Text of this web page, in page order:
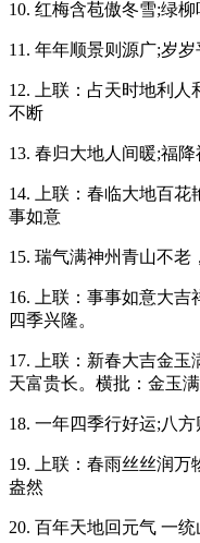
10. 红梅含苞傲冬雪;绿
11. 年年顺景则源广;岁
12. 上联：占天时地利
不断
13. 春归大地人间暖;福
14. 上联：春临大地百
事如意
15. 瑞气满神州青山不
16. 上联：事事如意大吉
四季兴隆。
17. 上联：新春大吉金
天富贵长。横批：金玉满
18. 一年四季行好运;八
19. 上联：春雨丝丝润
盎然
20. 百年天地回元气 一